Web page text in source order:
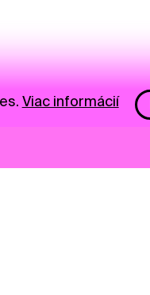
Viac informácií